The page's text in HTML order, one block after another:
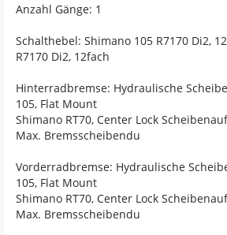
Anzahl Gänge: 1
Schalthebel: Shimano 105 R7170 Di2,
R7170 Di2, 12fach
Hinterradbremse: Hydraulische
105, Flat Mount
Shimano RT70, Center Lock
Max. Bremsscheibendu
Vorderradbremse: Hydraulische
105, Flat Mount
Shimano RT70, Center Lock
Max. Bremsscheibendu